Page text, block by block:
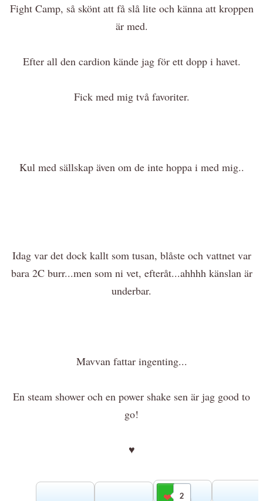
Fight Camp, så skönt att få slå lite och känna att kroppen
är med.
Efter all den cardion kände jag för ett dopp i havet.
Fick med mig två favoriter.
Kul med sällskap även om de inte hoppa i med mig..
Idag var det dock kallt som tusan, blåste och vattnet var
bara 2C burr...men som ni vet, efteråt...ahhhh känslan är
underbar.
Mavvan fattar ingenting...
En steam shower och en power shake sen är jag good to
go!
♥
2
Gilla